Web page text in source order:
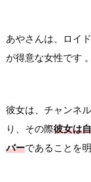
あやさんは、ロイ
が得意な女性です 。
彼女は、チャンネ
り、その際彼女は
バーであることを